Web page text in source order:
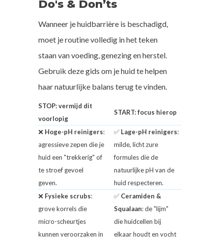
Do's & Don’ts
Wanneer je huidbarrière is beschadigd,
moet je routine volledig in het teken
staan van voeding, genezing en herstel.
Gebruik deze gids om je huid te helpen
haar natuurlijke balans terug te vinden.
STOP: vermijd dit
voorlopig
START: focus hierop
❌ Hoge-pH reinigers:
agressieve zepen die je
huid een "trekkerig" of
te stroef gevoel
geven.
✅ Lage-pH reinigers:
milde, licht zure
formules die de
natuurlijke pH van de
huid respecteren.
❌ Fysieke scrubs:
grove korrels die
micro-scheurtjes
kunnen veroorzaken in
✅ Ceramiden &
Squalaan: de "lijm"
die huidcellen bij
elkaar houdt en vocht